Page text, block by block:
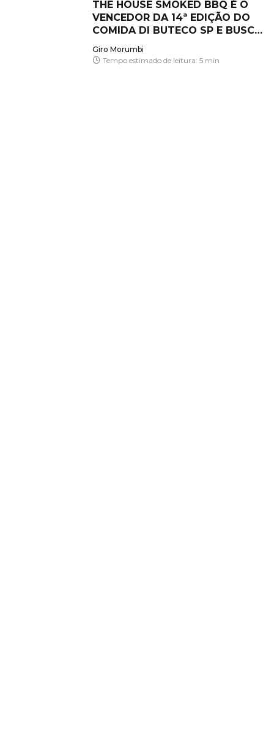
THE HOUSE SMOKED BBQ É O
VENCEDOR DA 14ª EDIÇÃO DO
COMIDA DI BUTECO SP E BUSCA
O TÍTULO INÉDITO NACIONAL
Giro Morumbi
Tempo estimado de leitura: 5 min